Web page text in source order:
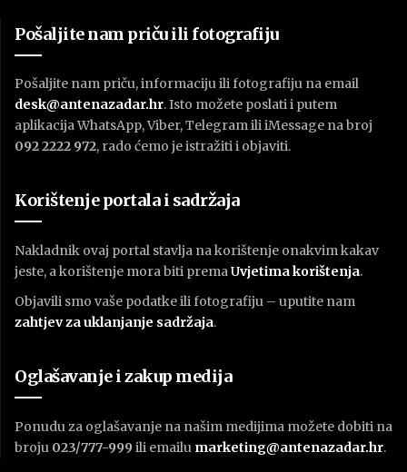
Pošaljite nam priču ili fotografiju
Pošaljite nam priču, informaciju ili fotografiju na email
desk@antenazadar.hr. Isto možete poslati i putem
aplikacija WhatsApp, Viber, Telegram ili iMessage na broj
092 2222 972, rado ćemo je istražiti i objaviti.
Korištenje portala i sadržaja
Nakladnik ovaj portal stavlja na korištenje onakvim kakav
jeste, a korištenje mora biti premaUvjetima korištenja.
Objavili smo vaše podatke ili fotografiju – uputite nam
zahtjev za uklanjanje sadržaja.
Oglašavanje i zakup medija
Ponudu za oglašavanje na našim medijima možete dobiti na
broju 023/777-999 ili emailu marketing@antenazadar.hr.